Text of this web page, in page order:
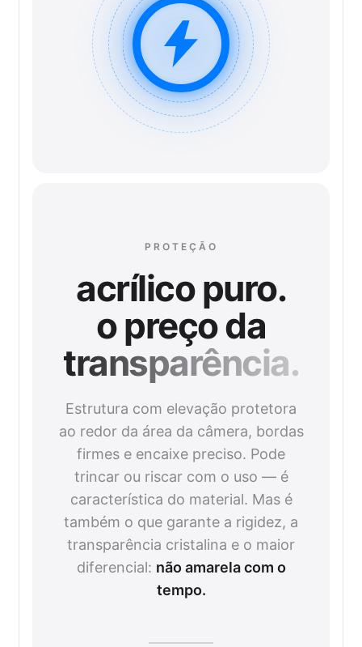
PROTEÇÃO
acrílico puro.
o preço da
transparência.
Estrutura com elevação protetora
ao redor da área da câmera, bordas
firmes e encaixe preciso. Pode
trincar ou riscar com o uso — é
característica do material. Mas é
também o que garante a rigidez, a
transparência cristalina e o maior
diferencial: não amarela com o
tempo.